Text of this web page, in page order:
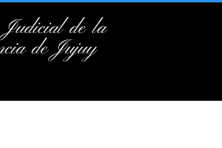
Judicial de la
de Jujuy